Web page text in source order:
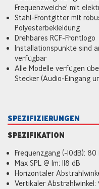
Frequenzweiche' mit
Stahl-Frontgitter mit
Polyesterbekleidung
Drehbares RCF-Frontlogo
Installationspunkte sind
verfügbar
Alle Modelle verfügen
Stecker (Audio-Eingang
SPEZIFIZIERUNGEN
SPEZIFIKATION
Frequenzgang (-10dB):
Max SPL @ 1m: 118 dB
Horizontaler
Vertikaler Abstrahlwinkel: